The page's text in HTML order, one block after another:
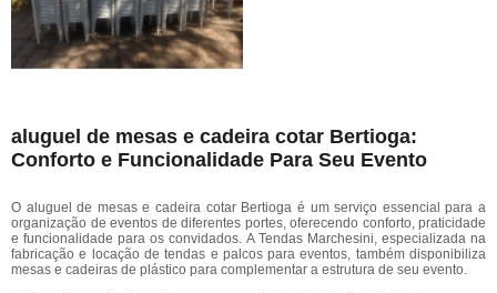
aluguel de mesas e cadeira cotar Bertioga:
Conforto e Funcionalidade Para Seu Evento
O aluguel de mesas e cadeira cotar Bertioga é um serviço essencial para a
organização de eventos de diferentes portes, oferecendo conforto, praticidade
e funcionalidade para os convidados. A Tendas Marchesini, especializada na
fabricação e locação de tendas e palcos para eventos, também disponibiliza
mesas e cadeiras de plástico para complementar a estrutura de seu evento.